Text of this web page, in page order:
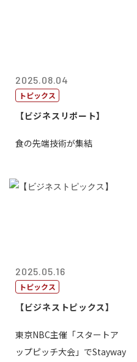
2025.08.04
トピックス
【ビジネスリポート】
食の先端技術が集結
2025.05.16
トピックス
【ビジネストピックス】
東京NBC主催「スタートア
ップピッチ大会」でStayway